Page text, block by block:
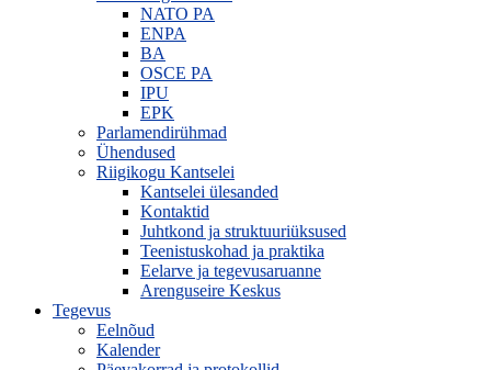
NATO PA
ENPA
BA
OSCE PA
IPU
EPK
Parlamendirühmad
Ühendused
Riigikogu Kantselei
Kantselei ülesanded
Kontaktid
Juhtkond ja struktuuriüksused
Teenistuskohad ja praktika
Eelarve ja tegevusaruanne
Arenguseire Keskus
Tegevus
Eelnõud
Kalender